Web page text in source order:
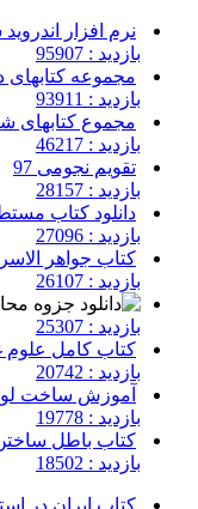
نرم افزار
بازدید : 95907
مجموعه کتابهای
بازدید : 93911
مجموع کتابهای
بازدید : 46217
تقویم نجومی 97
بازدید : 28157
دانلود کتاب
بازدید : 27096
کتاب جواهر
بازدید : 26107
بازدید : 25307
کتاب کامل علوم
بازدید : 20742
آموزش ساخت
بازدید : 19778
کتاب باطل
بازدید : 18502
کتاب ایران در